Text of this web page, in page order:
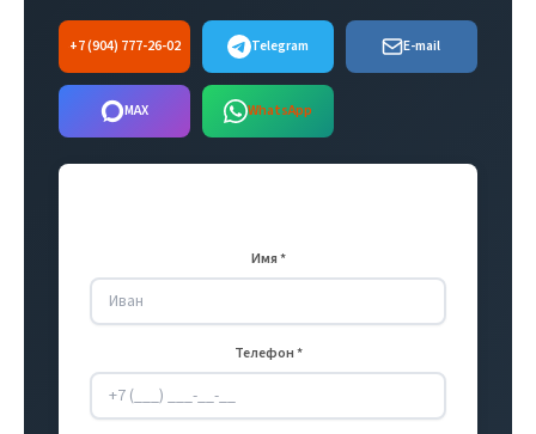
+7 (904) 777-26-02 Telegram E-mail
MAX WhatsApp
Имя *
Телефон *